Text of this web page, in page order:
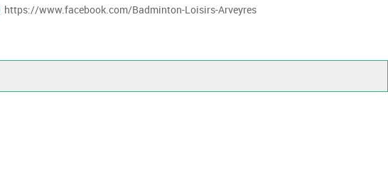
https://www.facebook.com/Badminton-Loisirs-Arveyres